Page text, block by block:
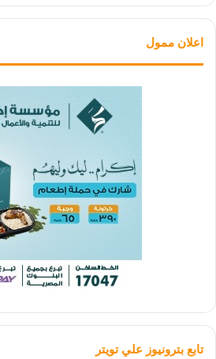
اعلان ممول
تابع بترونيوز علي تويتر